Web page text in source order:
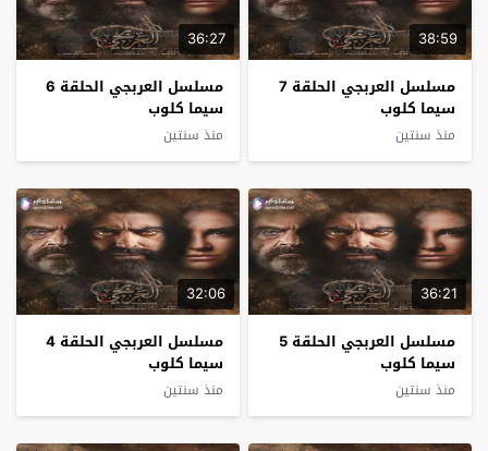
38:59
مسلسل العربجي الحلقة 7
سيما كلوب
منذ سنتين
36:27
مسلسل العربجي الحلقة 6
سيما كلوب
منذ سنتين
36:21
مسلسل العربجي الحلقة 5
سيما كلوب
منذ سنتين
32:06
مسلسل العربجي الحلقة 4
سيما كلوب
منذ سنتين